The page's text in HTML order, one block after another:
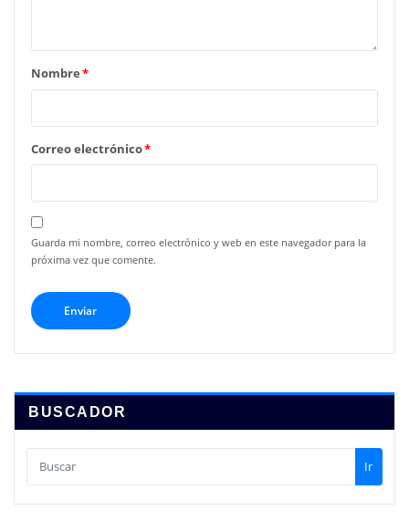
Nombre*
Correo electrónico*
Guarda mi nombre, correo electrónico y web en este navegador para la
próxima vez que comente.
BUSCADOR
Ir